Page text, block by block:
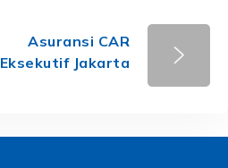
Asuransi CAR
Eksekutif Jakarta